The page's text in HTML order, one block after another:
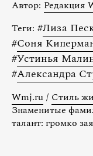
Автор: Редакция
Теги: #Лиза
#Соня
#Устинья
#Александра
Wmj.ru / Стиль
Знаменитые
талант: громко